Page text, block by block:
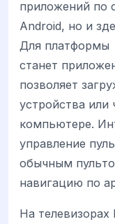
приложений по
Android, но и
Для платформы
станет
позволяет
устройства или
компьютере.
управление
обычным
навигацию по
На